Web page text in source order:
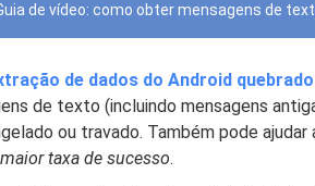
de vídeo: como obter mensagens de
de dados do Android
de texto (incluindo mensagens
ou travado. Também pode
maior taxa de sucesso.